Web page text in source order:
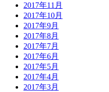
2017年11月
2017年10月
2017年9月
2017年8月
2017年7月
2017年6月
2017年5月
2017年4月
2017年3月